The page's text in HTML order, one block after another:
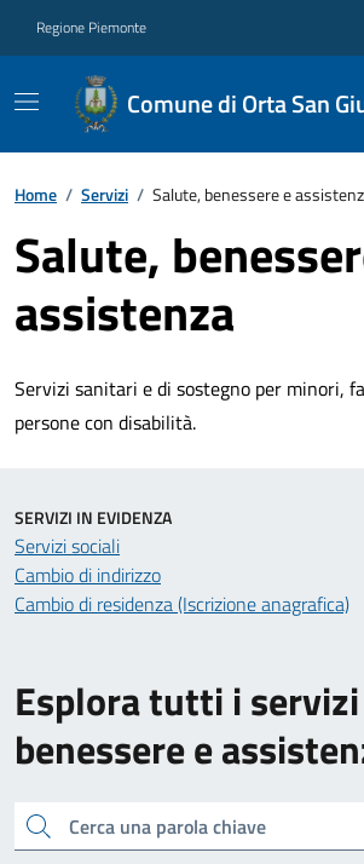
Regione Piemonte
Comune di Orta San
Home / Servizi / Salute, benessere e
Salute,
assistenza
Servizi sanitari e di sostegno per minori,
persone con disabilità.
Esplora tutti i
benessere e
Cerca una parola chiave
SERVIZI IN EVIDENZA
Servizi sociali
Cambio di indirizzo
Cambio di residenza (Iscrizione anagrafica)